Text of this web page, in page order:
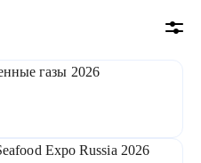
газы 2026
Expo Russia 2026